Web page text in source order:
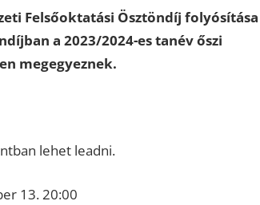
Felsőoktatási Ösztöndíj folyósítása
a 2023/2024-es tanév őszi
megegyeznek.
lehet leadni.
13. 20:00